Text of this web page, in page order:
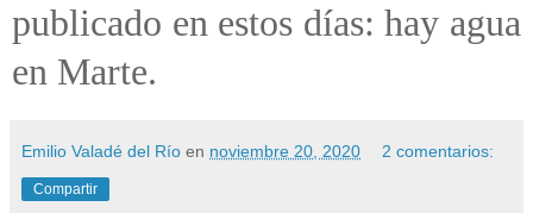
publicado en estos días: hay agua
en Marte.
Emilio Valadé del Río en noviembre 20, 2020 2 comentarios:
Compartir